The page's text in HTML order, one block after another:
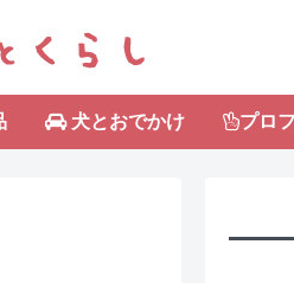
犬とおでかけ プロ